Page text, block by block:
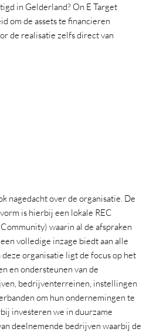
in Gelderland? On E Target
om de assets te financieren
de realisatie zelfs direct van
nagedacht over de organisatie. De
is hierbij een lokale REC
waarin al de afspraken
volledige inzage biedt aan alle
organisatie ligt de focus op het
en ondersteunen van de
bedrijventerreinen, instellingen
om hun ondernemingen te
investeren we in duurzame
deelnemende bedrijven waarbij de